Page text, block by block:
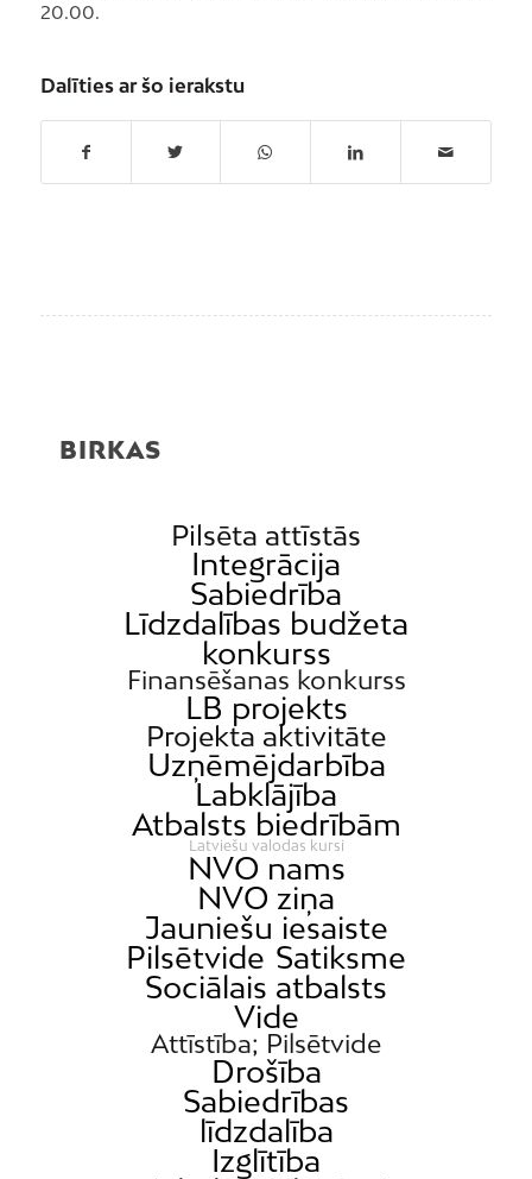
20.00.
Dalīties ar šo ierakstu
BIRKAS
Pilsēta attīstās
Integrācija
Sabiedrība
Līdzdalības budžeta
konkurss
Finansēšanas konkurss
LB projekts
Projekta aktivitāte
Uzņēmējdarbība
Labklājība
Atbalsts biedrībām
Latviešu valodas kursi
NVO nams
NVO ziņa
Jauniešu iesaiste
Pilsētvide Satiksme
Sociālais atbalsts
Vide
Attīstība; Pilsētvide
Drošība
Sabiedrības
līdzdalība
Izglītība